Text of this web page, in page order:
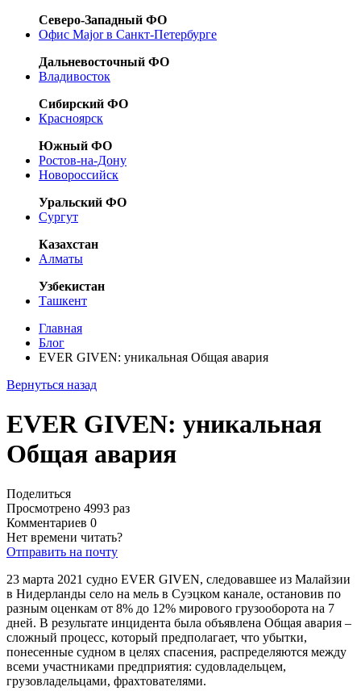
Северо-Западный ФО
Офис Major в Санкт-Петербурге
Дальневосточный ФО
Владивосток
Сибирский ФО
Красноярск
Южный ФО
Ростов-на-Дону
Новороссийск
Уральский ФО
Сургут
Казахстан
Алматы
Узбекистан
Ташкент
Главная
Блог
EVER GIVEN: уникальная Общая авария
Вернуться назад
EVER GIVEN: уникальная
Общая авария
Поделиться
Просмотрено 4993 раз
Комментариев 0
Нет времени читать?
Отправить на почту
23 марта 2021 судно EVER GIVEN, следовавшее из Малайзии
в Нидерланды село на мель в Суэцком канале, остановив по
разным оценкам от 8% до 12% мирового грузооборота на 7
дней. В результате инцидента была объявлена Общая авария –
сложный процесс, который предполагает, что убытки,
понесенные судном в целях спасения, распределяются между
всеми участниками предприятия: судовладельцем,
грузовладельцами, фрахтователями.